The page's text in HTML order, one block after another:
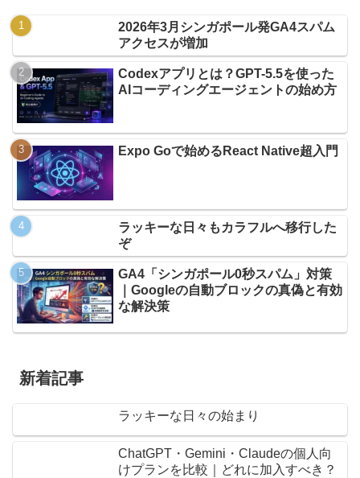
2026年3月シンガポール発GA4スパム
アクセスが増加
Codexアプリとは？GPT-5.5を使った
AIコーディングエージェントの始め方
Expo Goで始めるReact Native超入門
ラッキーな日々もカラフルへ移行した
ぞ
GA4「シンガポール0秒スパム」対策
｜Googleの自動ブロックの真偽と有効
な解決策
新着記事
ラッキーな日々の始まり
ChatGPT・Gemini・Claudeの個人向
けプランを比較｜どれに加入すべき？